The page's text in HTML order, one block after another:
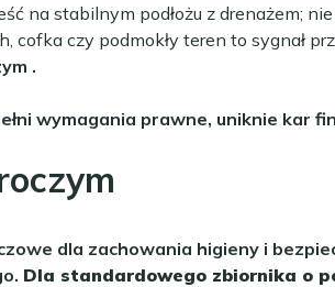
na stabilnym podłożu z drenażem;
cofka czy podmokły teren to sygnał
.
wymagania prawne, uniknie kar
dla zachowania higieny i
Dla standardowego zbiornika o